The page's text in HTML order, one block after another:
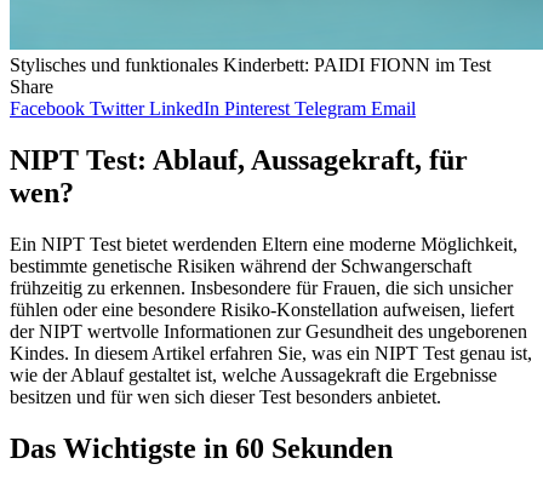
Stylisches und funktionales Kinderbett: PAIDI FIONN im Test
Share
Facebook Twitter LinkedIn Pinterest Telegram Email
NIPT Test: Ablauf, Aussagekraft, für
wen?
Ein NIPT Test bietet werdenden Eltern eine moderne Möglichkeit,
bestimmte genetische Risiken während der Schwangerschaft
frühzeitig zu erkennen. Insbesondere für Frauen, die sich unsicher
fühlen oder eine besondere Risiko-Konstellation aufweisen, liefert
der NIPT wertvolle Informationen zur Gesundheit des ungeborenen
Kindes. In diesem Artikel erfahren Sie, was ein NIPT Test genau ist,
wie der Ablauf gestaltet ist, welche Aussagekraft die Ergebnisse
besitzen und für wen sich dieser Test besonders anbietet.
Das Wichtigste in 60 Sekunden